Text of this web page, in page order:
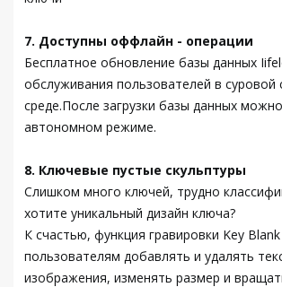
7. Доступны оффлайн - операции
Бесплатное обновление базы данных
обслуживания пользователей в суровой
среде.После загрузки базы данных
автономном режиме.
8. Ключевые пустые скульптуры
Слишком много ключей, трудно
хотите уникальный дизайн ключа?
К счастью, функция гравировки Key
пользователям добавлять и удалять
изображения, изменять размер и